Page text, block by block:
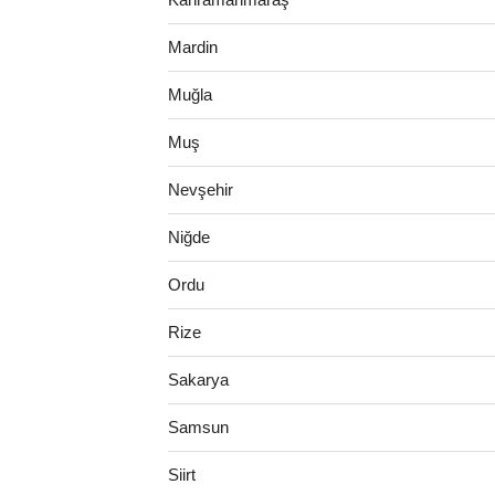
Mardin
Muğla
Muş
Nevşehir
Niğde
Ordu
Rize
Sakarya
Samsun
Siirt